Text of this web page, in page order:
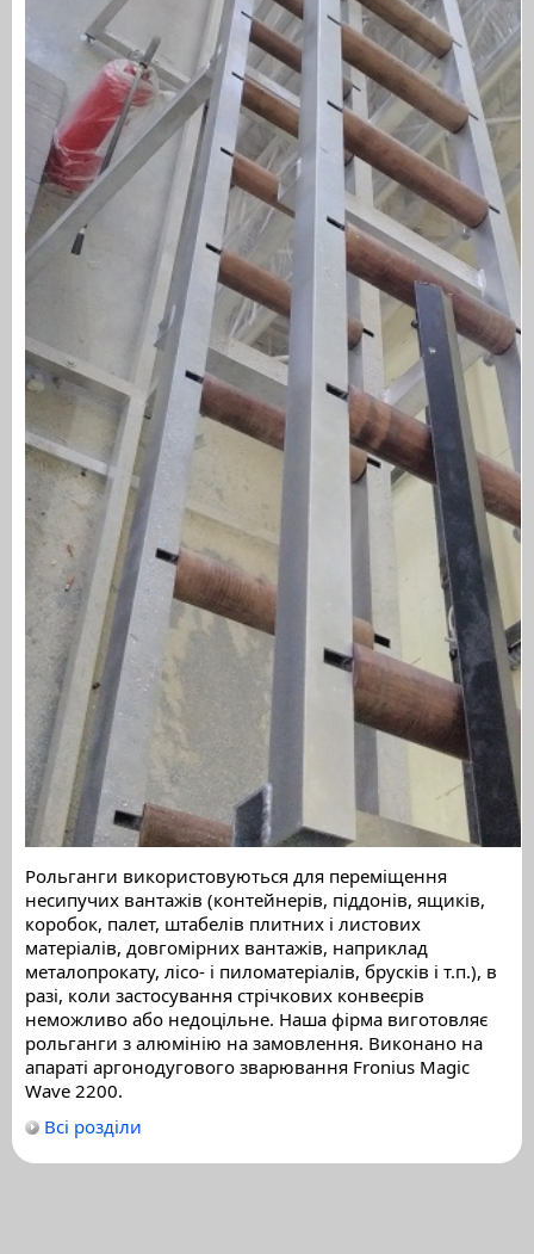
Рольганги використовуються для переміщення
несипучих вантажів (контейнерів, піддонів, ящиків,
коробок, палет, штабелів плитних і листових
матеріалів, довгомірних вантажів, наприклад
металопрокату, лісо- і пиломатеріалів, брусків і т.п.), в
разі, коли застосування стрічкових конвеєрів
неможливо або недоцільне. Наша фірма виготовляє
рольганги з алюмінію на замовлення. Виконано на
апараті аргонодугового зварювання Fronius Magic
Wave 2200.
Всі розділи